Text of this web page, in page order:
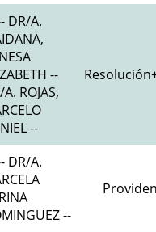
DR/A.
--
ROJAS,
--
DR/A.
--